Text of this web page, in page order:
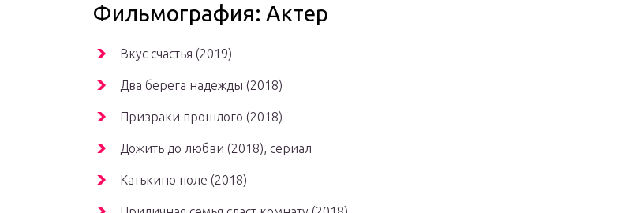
Фильмография: Актер
Вкус счастья (2019)
Два берега надежды (2018)
Призраки прошлого (2018)
Дожить до любви (2018), сериал
Катькино поле (2018)